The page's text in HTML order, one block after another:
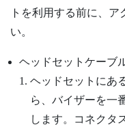
トを利用する前に、
い。
ヘッドセットケーブ
ヘッドセットにあ
ら、バイザーを一
します。コネクタ